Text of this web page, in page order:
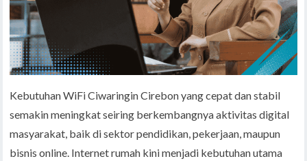
Kebutuhan WiFi Ciwaringin Cirebon yang cepat dan stabil
semakin meningkat seiring berkembangnya aktivitas digital
masyarakat, baik di sektor pendidikan, pekerjaan, maupun
bisnis online. Internet rumah kini menjadi kebutuhan utama